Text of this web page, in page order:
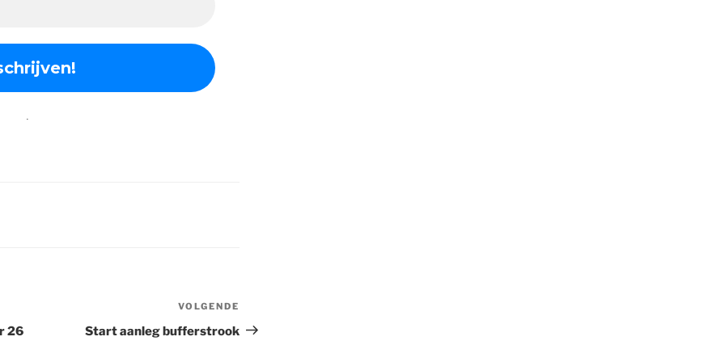
26
bericht
VOLGENDE
Start aanleg bufferstrook